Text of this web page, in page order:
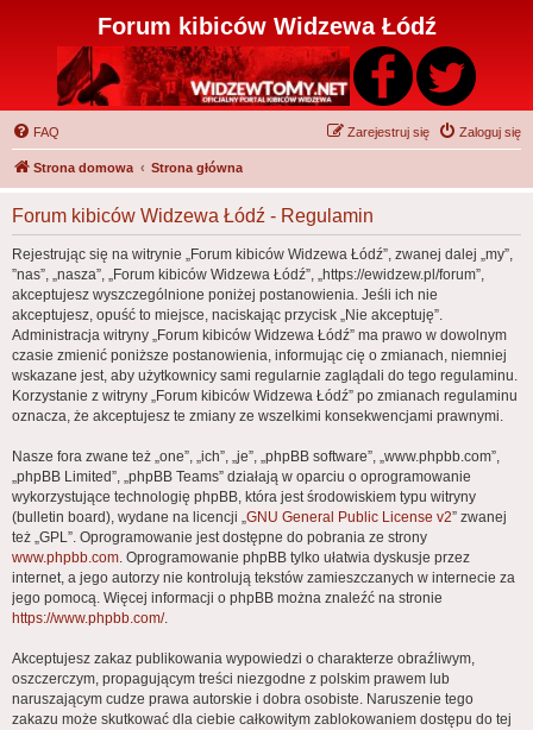
Forum kibiców Widzewa Łódź
FAQ Zaloguj się
Zarejestruj się
Strona domowa Strona główna
Forum kibiców Widzewa Łódź - Regulamin
Rejestrując się na witrynie „Forum kibiców Widzewa Łódź”, zwanej dalej „my”,
”nas”, „nasza”, „Forum kibiców Widzewa Łódź”, „https://ewidzew.pl/forum”,
akceptujesz wyszczególnione poniżej postanowienia. Jeśli ich nie
akceptujesz, opuść to miejsce, naciskając przycisk „Nie akceptuję”.
Administracja witryny „Forum kibiców Widzewa Łódź” ma prawo w dowolnym
czasie zmienić poniższe postanowienia, informując cię o zmianach, niemniej
wskazane jest, aby użytkownicy sami regularnie zaglądali do tego regulaminu.
Korzystanie z witryny „Forum kibiców Widzewa Łódź” po zmianach regulaminu
oznacza, że akceptujesz te zmiany ze wszelkimi konsekwencjami prawnymi.
Nasze fora zwane też „one”, „ich”, „je”, „phpBB software”, „www.phpbb.com”,
„phpBB Limited”, „phpBB Teams” działają w oparciu o oprogramowanie
wykorzystujące technologię phpBB, która jest środowiskiem typu witryny
(bulletin board), wydane na licencji „GNU General Public License v2” zwanej
też „GPL”. Oprogramowanie jest dostępne do pobrania ze strony
www.phpbb.com. Oprogramowanie phpBB tylko ułatwia dyskusje przez
internet, a jego autorzy nie kontrolują tekstów zamieszczanych w internecie za
jego pomocą. Więcej informacji o phpBB można znaleźć na stronie
https://www.phpbb.com/.
Akceptujesz zakaz publikowania wypowiedzi o charakterze obraźliwym,
oszczerczym, propagującym treści niezgodne z polskim prawem lub
naruszającym cudze prawa autorskie i dobra osobiste. Naruszenie tego
zakazu może skutkować dla ciebie całkowitym zablokowaniem dostępu do tej